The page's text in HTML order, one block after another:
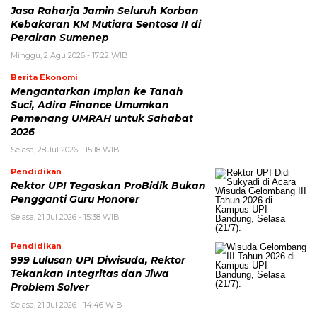
Jasa Raharja Jamin Seluruh Korban
Kebakaran KM Mutiara Sentosa II di
Perairan Sumenep
Minggu, 2 Agu 2026 - 17:22 WIB
Berita Ekonomi
Mengantarkan Impian ke Tanah
Suci, Adira Finance Umumkan
Pemenang UMRAH untuk Sahabat
2026
Selasa, 28 Jul 2026 - 15:18 WIB
Pendidikan
Rektor UPI Tegaskan ProBidik Bukan
Pengganti Guru Honorer
Selasa, 21 Jul 2026 - 15:38 WIB
Pendidikan
999 Lulusan UPI Diwisuda, Rektor
Tekankan Integritas dan Jiwa
Problem Solver
Selasa, 21 Jul 2026 - 14:46 WIB